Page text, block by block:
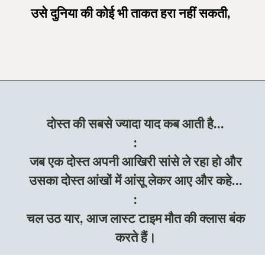
उसे दुनिया की कोई भी ताकत हरा नहीं सकती,
दोस्त की सबसे ज्यादा याद कब आती है...
:
जब एक दोस्त अपनी आखिरी सांसे ले रहा हो और
उसका दोस्त आंखों में आंसू लेकर आए और कहे...
:
चल उठ यार, आज लास्ट टाइम मौत की क्लास बंक
करते हैं।